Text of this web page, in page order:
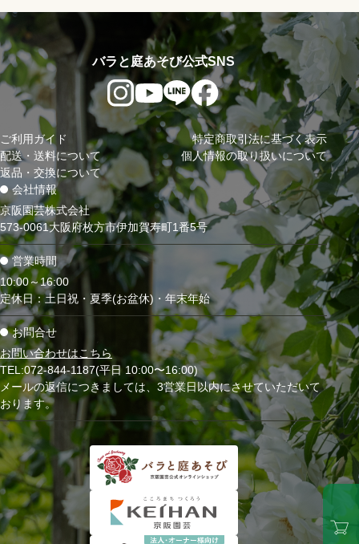
会社情報
京阪園芸株式会社
573-0061大阪府枚方市伊加賀寿町1番5号
営業時間
10:00～16:00
定休日：土日祝・夏季(お盆休)・年末年始
お問合せ
お問い合わせはこちら
TEL:072-844-1187(平日 10:00〜16:00)
メールの返信につきましては、3営業日以内にさせていただいて
おります。
バラと庭あそび公式SNS
ご利用ガイド
配送・送料について
返品・交換について
特定商取引法に基づく表示
個人情報の取り扱いについて